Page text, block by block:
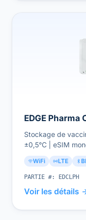
EDGE Pharma
Stockage de
±0,5°C | eSIM
WiFi LTE
PARTIE #: EDCLPH
Voir les détails